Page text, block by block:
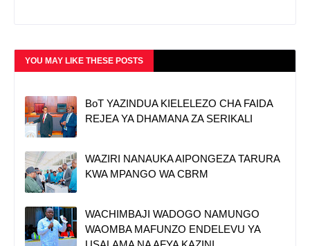
YOU MAY LIKE THESE POSTS
BoT YAZINDUA KIELELEZO CHA FAIDA
REJEA YA DHAMANA ZA SERIKALI
WAZIRI NANAUKA AIPONGEZA TARURA
KWA MPANGO WA CBRM
WACHIMBAJI WADOGO NAMUNGO
WAOMBA MAFUNZO ENDELEVU YA